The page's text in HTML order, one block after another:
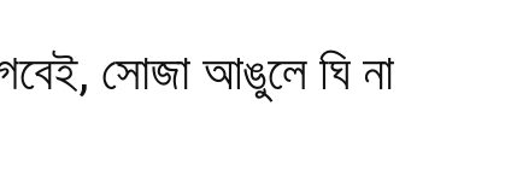
সোজা আঙুলে ঘি না